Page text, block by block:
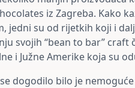
iz Zagreba. Kako
jedni su od rijetkih koji i
svojih “bean to bar”
i Južne Amerike koja su
dogodilo bilo je